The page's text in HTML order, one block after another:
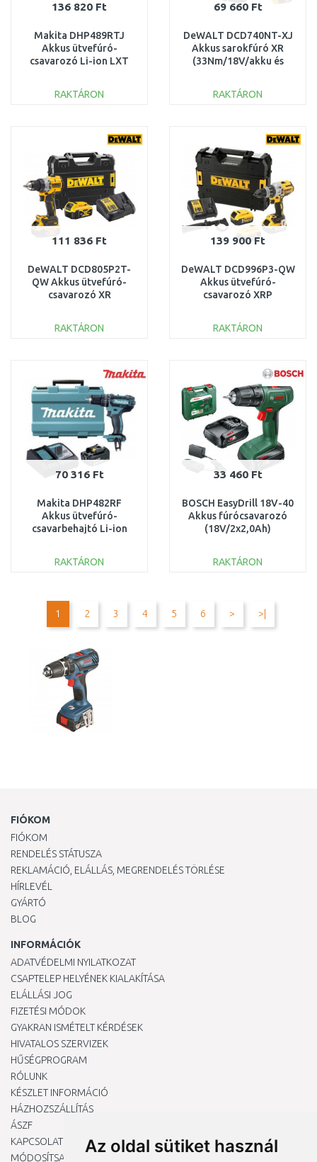
Az oldal sütiket használ
136 820 Ft
Makita DHP489RTJ
Akkus ütvefúró-
csavarozó Li-ion LXT
RAKTÁRON
Összehasonlítás
69 660 Ft
DeWALT DCD740NT-XJ
Akkus sarokfúró XR
(33Nm/18V/akku és
RAKTÁRON
Összehasonlítás
111 836 Ft
DeWALT DCD805P2T-
QW Akkus ütvefúró-
csavarozó XR
Tstak
RAKTÁRON
Összehasonlítás
139 900 Ft
DeWALT DCD996P3-QW
Akkus ütvefúró-
csavarozó XRP
Tstak
RAKTÁRON
Összehasonlítás
70 316 Ft
Makita DHP482RF
Akkus ütvefúró-
csavarbehajtó Li-ion
(62Nm/18V/1x3,0Ah)
koffer
RAKTÁRON
Összehasonlítás
33 460 Ft
BOSCH EasyDrill 18V-40
Akkus fúrócsavarozó
(18V/2x2,0Ah)
RAKTÁRON
Összehasonlítás
1 2 3 4 5 6 > >|
FIÓKOM
FIÓKOM
RENDELÉS STÁTUSZA
REKLAMÁCIÓ, ELÁLLÁS, MEGRENDELÉS TÖRLÉSE
HÍRLEVÉL
GYÁRTÓ
BLOG
INFORMÁCIÓK
ADATVÉDELMI NYILATKOZAT
CSAPTELEP HELYÉNEK KIALAKÍTÁSA
ELÁLLÁSI JOG
FIZETÉSI MÓDOK
GYAKRAN ISMÉTELT KÉRDÉSEK
HIVATALOS SZERVIZEK
HŰSÉGPROGRAM
RÓLUNK
KÉSZLET INFORMÁCIÓ
HÁZHOZSZÁLLÍTÁS
ÁSZF
KAPCSOLAT
MÓDOSÍTSA A COOKIE-BEÁLLÍTÁSAIMAT